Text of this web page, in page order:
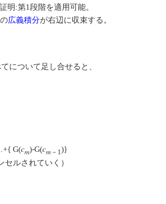
明:第1段階を適用可能。
広義積分が右辺に収束する。
について足し合せると、
G(cm)-G(cm －1)}
ルされていく）